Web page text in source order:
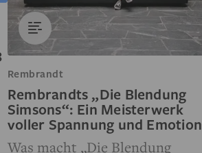
Rembrandt
Rembrandts „Die Blendung
Simsons“: Ein Meisterwerk
voller Spannung und Emotion
Was macht „Die Blendung